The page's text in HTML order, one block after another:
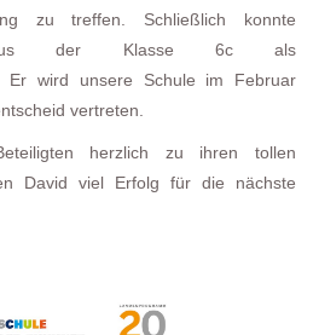
zu treffen. Schließlich konnte
der Klasse 6c als
. Er wird unsere Schule im Februar
vertreten
herzlich zu ihren tollen
Davidviel Erfolg für die nächste